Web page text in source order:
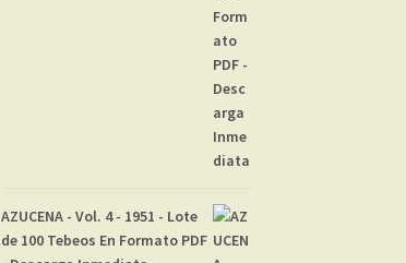
AZUCENA - Vol. 4 - 1951 - Lote
de 100 Tebeos En Formato PDF